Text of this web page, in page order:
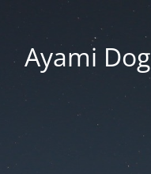
Ayami